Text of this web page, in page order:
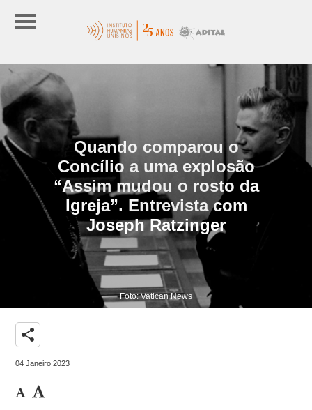
Quando comparou o
Concílio a uma explosão
“Assim mudou o rosto da
Igreja”. Entrevista com
Joseph Ratzinger
Foto: Vatican News
share
04 Janeiro 2023